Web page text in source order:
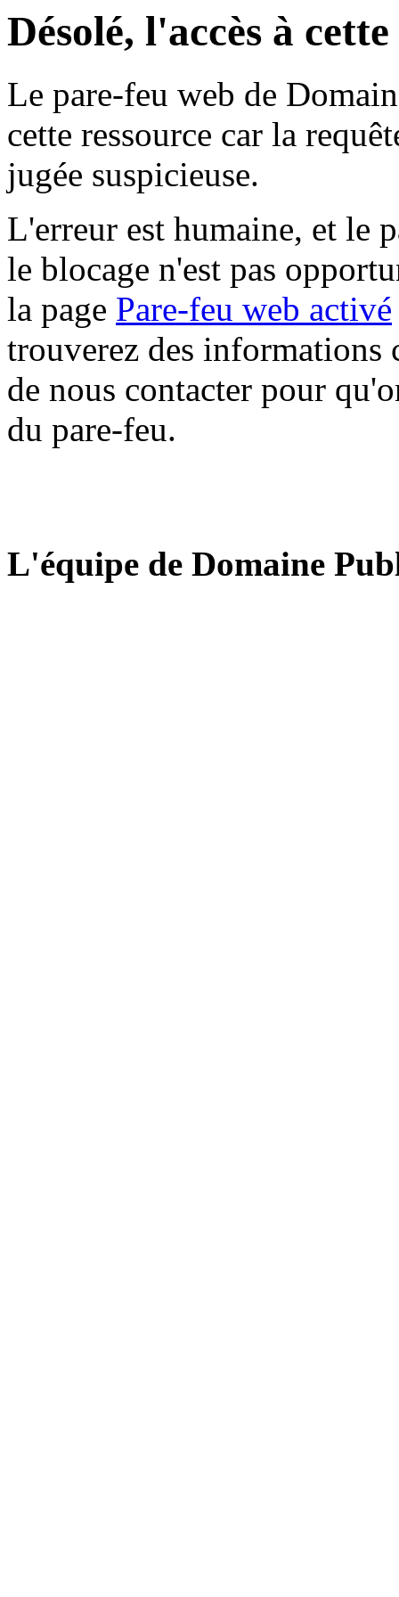
Désolé, l'accès à
Le pare-feu web de
cette ressource car la
jugée suspicieuse.
L'erreur est humaine, et le
le blocage n'est pas
la page Pare-feu web activé
trouverez des informations
de nous contacter pour
du pare-feu.
L'équipe de Domaine